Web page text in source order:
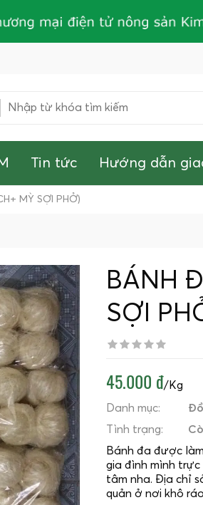
Tin tức Hướng dẫn
MỲ SỢI PHỞ)
BÁNH
SỢI
45.000 đ/Kg
Danh mục:
Tình trạng:
Bánh đa được
gia đình mình
tâm nha. Địa chỉ
quản ở nơi khô